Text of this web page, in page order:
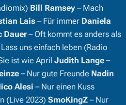
Bill Ramsey – Mach
Lais– Für immer Daniela
Dauer – Oft kommt es anders als
Lass uns einfach leben (Radio
ist wie April Judith Lange –
– Nur gute Freunde Nadin
Alesi – Nur einen Kuss
(Live 2023) SmoKingZ – Nur